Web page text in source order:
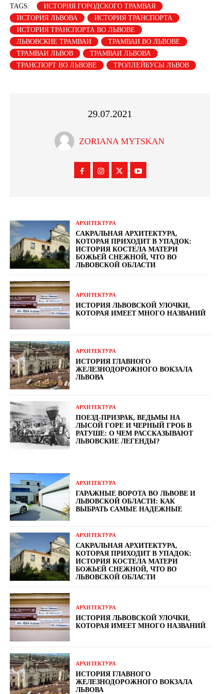
TAGS:
ИСТОРИЯ ГОРОДСКОГО ТРАМВАЯ
ИСТОРИЯ ЛЬВОВА
ИСТОРИЯ ТРАНСПОРТА
ИСТОРИЯ ТРАНСПОРТА ВО ЛЬВОВЕ
ЛЬВОВСКИЕ ТРАМВАИ
ТРАМВАИ ВО ЛЬВОВЕ
ТРАМВАИ ЛЬВОВ
ТРАМВАИ ЛЬВОВА
ТРАНСПОРТ ВО ЛЬВОВЕ
ТРОЛЛЕЙБУСЫ ЛЬВОВ
29.07.2021
ZORIANA MYTSKAN
АРХИТЕКТУРА
САКРАЛЬНАЯ АРХИТЕКТУРА,
КОТОРАЯ ПРИХОДИТ В УПАДОК:
ИСТОРИЯ КОСТЕЛА МАТЕРИ
БОЖЬЕЙ СНЕЖНОЙ, ЧТО ВО
ЛЬВОВСКОЙ ОБЛАСТИ
АРХИТЕКТУРА
ИСТОРИЯ ЛЬВОВСКОЙ УЛОЧКИ,
КОТОРАЯ ИМЕЕТ МНОГО НАЗВАНИЙ
АРХИТЕКТУРА
ИСТОРИЯ ГЛАВНОГО
ЖЕЛЕЗНОДОРОЖНОГО ВОКЗАЛА
ЛЬВОВА
АРХИТЕКТУРА
ПОЕЗД-ПРИЗРАК, ВЕДЬМЫ НА
ЛЫСОЙ ГОРЕ И ЧЕРНЫЙ ГРОБ В
РАТУШЕ: О ЧЕМ РАССКАЗЫВАЮТ
ЛЬВОВСКИЕ ЛЕГЕНДЫ?
АРХИТЕКТУРА
ГАРАЖНЫЕ ВОРОТА ВО ЛЬВОВЕ И
ЛЬВОВСКОЙ ОБЛАСТИ: КАК
ВЫБРАТЬ САМЫЕ НАДЕЖНЫЕ
АРХИТЕКТУРА
САКРАЛЬНАЯ АРХИТЕКТУРА,
КОТОРАЯ ПРИХОДИТ В УПАДОК:
ИСТОРИЯ КОСТЕЛА МАТЕРИ
БОЖЬЕЙ СНЕЖНОЙ, ЧТО ВО
ЛЬВОВСКОЙ ОБЛАСТИ
АРХИТЕКТУРА
ИСТОРИЯ ЛЬВОВСКОЙ УЛОЧКИ,
КОТОРАЯ ИМЕЕТ МНОГО НАЗВАНИЙ
АРХИТЕКТУРА
ИСТОРИЯ ГЛАВНОГО
ЖЕЛЕЗНОДОРОЖНОГО ВОКЗАЛА
ЛЬВОВА